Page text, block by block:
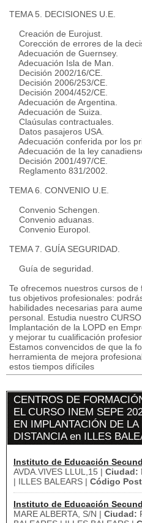
TEMA 5. DECISIONES U.E.
Creación de Eurojust.
Corección de errores de la
Adecuación de Guernsey.
Adecuación Isla de Man.
Decisión 2002/16/CE.
Decisión 2006/253/CE.
Decisión 2004/452/CE.
Adecuación de Argentina.
Adecuación de Suiza.
Claúsulas contractuales.
Datos pasajeros USA.
Adecuación conferida por los
Adecuación de la ley
Decisión 2001/497/CE.
Reglamento 831/2002.
TEMA 6. CONVENIO U.E.
Convenio Schengen.
Convenio aduanas.
Convenio Europol.
TEMA 7. GUÍA SEGURIDAD.
Guía de seguridad.
Te ofrecemos nuestros cursos
tus objetivos profesionales:
habilidades necesarias para
personal. Estudia nuestro
Implantación de la LOPD en
y mejorar tu cualificación
Estamos convencidos de que la
herramienta de mejora
estos tiempos difíciles
CENTROS DE
EL CURSO INEM SEPE
EN IMPLANTACIÓN DE
DISTANCIA en ILLES
Instituto de Educación
AVDA.VIVES LLUL,15 | Ciudad:
| ILLES BALEARS | Código
Instituto de Educación
MARE ALBERTA, S/N | Ciudad: